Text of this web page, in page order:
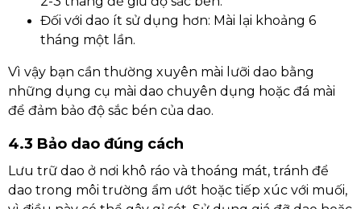
Đối với dao ít sử dụng hơn: Mài lại khoảng 6
tháng một lần.
Vì vậy bạn cần thường xuyên mài lưỡi dao bằng
những dụng cụ mài dao chuyên dụng hoặc đá mài
để đảm bảo độ sắc bén của dao.
4.3 Bảo dao đúng cách
Lưu trữ dao ở nơi khô ráo và thoáng mát, tránh để
dao trong môi trường ẩm ướt hoặc tiếp xúc với muối,